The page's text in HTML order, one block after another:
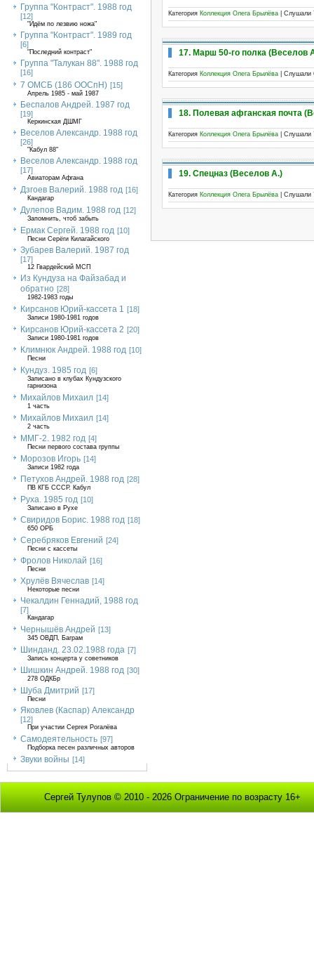
Группа "Контраст". 1988 год
[12]
"Идём по лезвию ножа"
Группа "Контраст". 1989 год
[6]
"Последний контраст"
Группа "Талукан 88". 1988 год
[16]
7 ОМСБ (186 ООСпН) [15]
Апрель 1985 - май 1987
Беспалов Андрей. 1987 год
[19]
Керкинская ДШМГ
Веселов Александр. 1988 год
[26]
"Кабул 88"
Веселов Александр. 1988 год
[17]
Авиаторам Афгана
Дзгоев Валерий. 1988 год [16]
Кандагар
Дулепов Вадим. 1988 год [12]
Запомнить, чтоб забыть
Ермак Сергей. 1988 год [10]
Песни Серёги Килагайского
Зубарев Валерий. 1987 год
[17]
12 Гвардейский МСП
Из Кундуза на Файзабад и
обратно [28]
1982-1983 годы
Кирсанов Юрий-кассета 1 [18]
Записи 1980-1981 годов
Кирсанов Юрий-кассета 2 [20]
Записи 1980-1981 годов
Климнюк Андрей. 1988 год [10]
Песни
Кундуз. 1985 год [6]
Записано в клубах Кундузского
гарнизона
Михайлов Михаил [14]
1 часть
Михайлов Михаил [14]
2 часть
ММГ-2. 1982 год [4]
Песни первого состава группы
Морозов Игорь [14]
Записи 1982 года
Петухов Андрей. 1988 год [28]
ПВ КГБ СССР. Кабул
Руха. 1985 год [10]
Записано в Рухе
Свиридов Борис. 1988 год [18]
650 ОРБ
Серебряков Евгений [24]
Песни с кассеты
Фролов Николай [16]
Песни
Хрулёв Вячеслав [14]
Некоторые песни
Чекалдин Геннадий, 1988 год
[7]
Кандагар
Чернышёв Андрей [13]
345 ОВДП, Баграм
Шинданд. 23.02.1988 года [7]
Запись концерта у советников
Шишкин Андрей. 1988 год [30]
278 ОДКБр
Шуба Дмитрий [17]
Песни
Яковлев (Каспар) Александр
[12]
При участии Сергея Рогалёва
Самодеятельность [97]
Подборка песен различных авторов
Звуки войны [14]
Категория Коллекция Олега Брылёва | Слушали
17. Марш 50-го полка (Веселов
Категория Коллекция Олега Брылёва | Слушали
18. Полевая афганская почта
Категория Коллекция Олега Брылёва | Слушали
19. Спецназ (Веселов А.)
Категория Коллекция Олега Брылёва | Слушали
Сергей Тулупов © 2010 - 2026 Ограничение по возрасту 16+